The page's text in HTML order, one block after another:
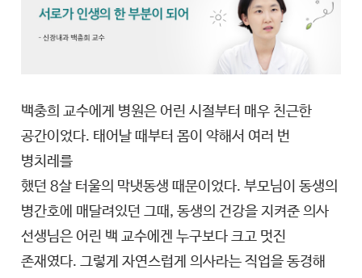
백충희 교수에게 병원은 어린 시절부터 매우 친근한
공간이었다. 태어날 때부터 몸이 약해서 여러 번
병치레를
했던 8살 터울의 막냇동생 때문이었다. 부모님이 동생의
병간호에 매달려있던 그때, 동생의 건강을 지켜준 의사
선생님은 어린 백 교수에겐 누구보다 크고 멋진
존재였다. 그렇게 자연스럽게 의사라는 직업을 동경해